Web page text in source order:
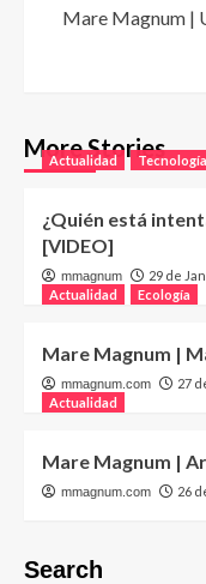
Mare Magnum |
More Stories
Actualidad Tecnología
¿Quién está
[VIDEO]
mmagnum 29 de
Actualidad Ecología
Mare Magnum |
mmagnum.com
27
Actualidad
Mare Magnum |
mmagnum.com 26
Search